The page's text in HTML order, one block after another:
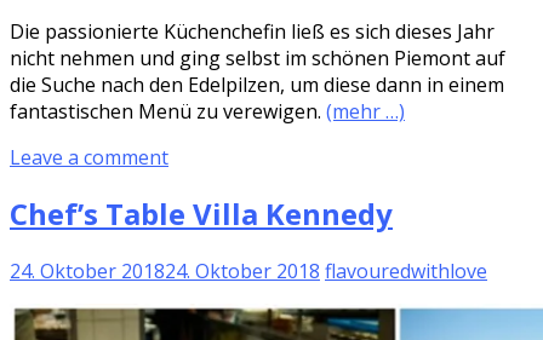
Die passionierte Küchenchefin ließ es sich dieses Jahr
nicht nehmen und ging selbst im schönen Piemont auf
die Suche nach den Edelpilzen, um diese dann in einem
fantastischen Menü zu verewigen. (mehr …)
Leave a comment
Chef’s Table Villa Kennedy
24. Oktober 201824. Oktober 2018 flavouredwithlove